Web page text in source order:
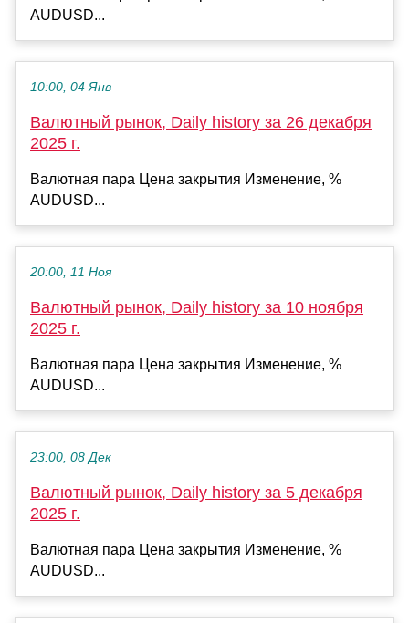
AUDUSD...
10:00, 04 Янв
Валютный рынок, Daily history за 26 декабря
2025 г.
Валютная пара Цена закрытия Изменение, %
AUDUSD...
20:00, 11 Ноя
Валютный рынок, Daily history за 10 ноября
2025 г.
Валютная пара Цена закрытия Изменение, %
AUDUSD...
23:00, 08 Дек
Валютный рынок, Daily history за 5 декабря
2025 г.
Валютная пара Цена закрытия Изменение, %
AUDUSD...